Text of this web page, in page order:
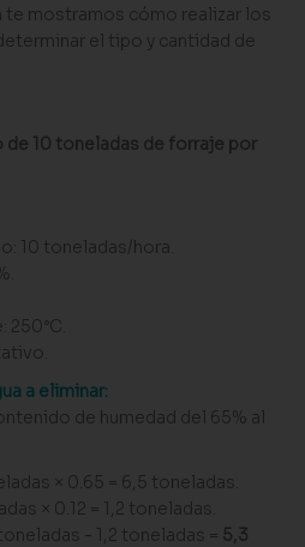
te mostramos cómo realizar los
el tipo y cantidad de
de 10 toneladas de forraje por
10 toneladas/hora.
250°C.
a eliminar:
de humedad del 65% al
× 0.65 = 6,5 toneladas.
× 0.12 = 1,2 toneladas.
- 1,2 toneladas = 5,3